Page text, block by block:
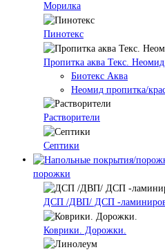
Морилка
Пинотекс
Пропитка аква Текс. Неомид
Биотекс Аква
Неомид пропитка/
Растворители
Септики
порожки
ДСП /ДВП/ ДСП -
Коврики. Дорожки.